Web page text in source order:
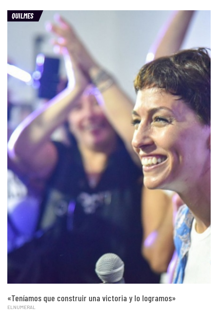
QUILMES
«Teníamos que construir una victoria y lo logramos»
ELNUMERAL